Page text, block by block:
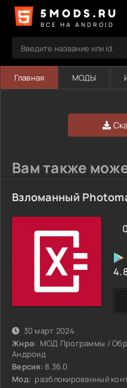
5MODS.RU
ВСЕ НА ANDROID
Главная МОДЫ
Вам также
Взломанный
30 март 2024
Жнра: МОД Программы /
Андроид
Версия: 8.36.0
Мод: разблокированный